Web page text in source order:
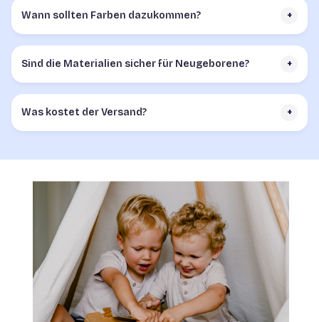
Wann sollten Farben dazukommen? +
Sind die Materialien sicher für Neugeborene? +
Was kostet der Versand? +